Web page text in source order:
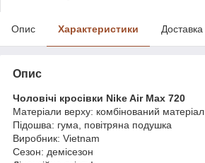
Опис Характеристики Доставка
Опис
Чоловічі кросівки Nike Air Max 720
Матеріали верху: комбінований матеріал
Підошва: гума, повітряна подушка
Виробник: Vietnam
Сезон: демісезон